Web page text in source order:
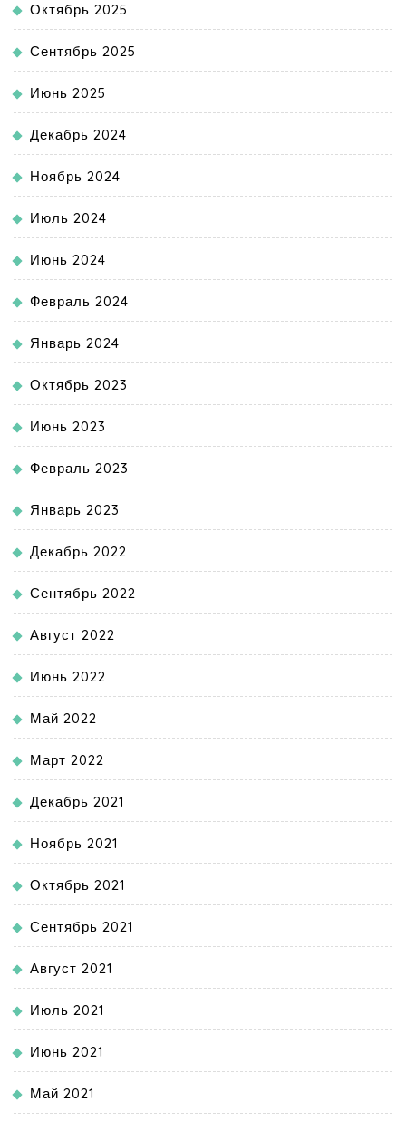
Октябрь 2025
Сентябрь 2025
Июнь 2025
Декабрь 2024
Ноябрь 2024
Июль 2024
Июнь 2024
Февраль 2024
Январь 2024
Октябрь 2023
Июнь 2023
Февраль 2023
Январь 2023
Декабрь 2022
Сентябрь 2022
Август 2022
Июнь 2022
Май 2022
Март 2022
Декабрь 2021
Ноябрь 2021
Октябрь 2021
Сентябрь 2021
Август 2021
Июль 2021
Июнь 2021
Май 2021